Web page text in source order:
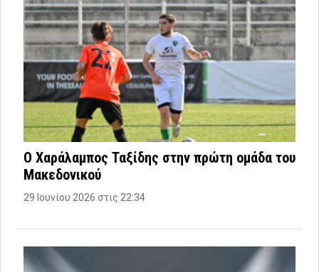
Ο Χαράλαμπος Ταξίδης στην πρώτη ομάδα του
Μακεδονικού
29 Ιουνίου 2026 στις 22:34